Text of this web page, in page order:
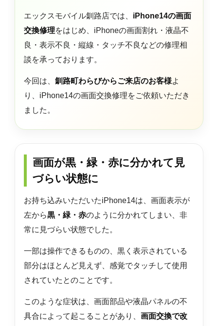
エックスモバイル釧路店では、 iPhone14の画面
交換修理をはじめ、iPhoneの画面割れ・液晶不
良・表示不良・縦線・タッチ不良などの修理相
談を承っております。
今回は、 釧路町わらびからご来店のお客様よ
り、iPhone14の画面交換修理をご依頼いただき
ました。
画面が黒・緑・赤に分かれて見
づらい状態に
お持ち込みいただいたiPhone14は、画面表示が
左から黒・緑・赤のように分かれてしまい、非
常に見づらい状態でした。
一部は操作できるものの、黒く表示されている
部分はほとんど見えず、感覚でタッチして使用
されていたとのことです。
このような症状は、画面部品や液晶パネルの不
具合によって起こることがあり、 画面交換で改